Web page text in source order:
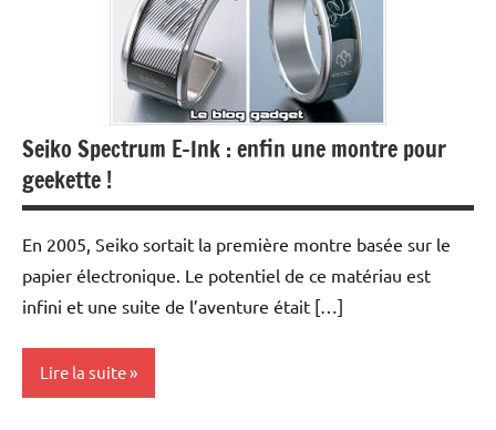
Seiko Spectrum E-Ink : enfin une montre pour
geekette !
En 2005, Seiko sortait la première montre basée sur le
papier électronique. Le potentiel de ce matériau est
infini et une suite de l’aventure était […]
Lire la suite